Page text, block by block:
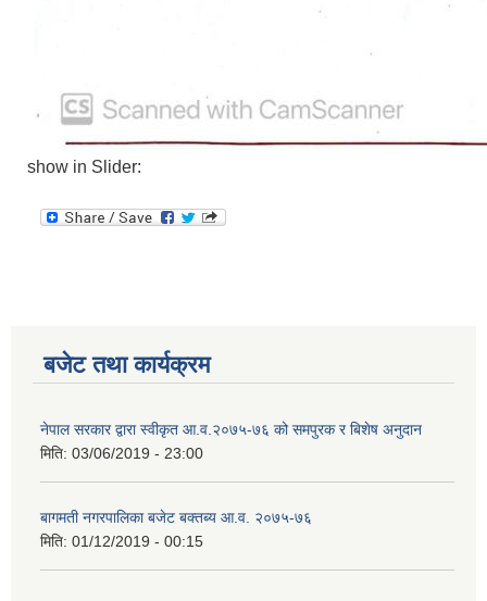
show in Slider:
बजेट तथा कार्यक्रम
नेपाल सरकार द्वारा स्वीकृत आ.व.२०७५-७६ को समपुरक र बिशेष अनुदान
मिति: 03/06/2019 - 23:00
बागमती नगरपालिका बजेट बक्तब्य आ.व. २०७५-७६
मिति: 01/12/2019 - 00:15